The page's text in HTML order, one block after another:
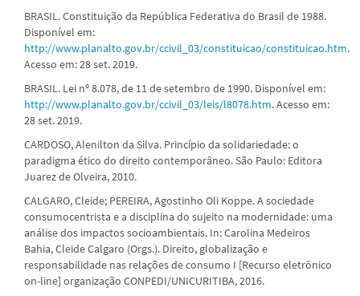
BRASIL. Constituição da República Federativa do Brasil de 1988.
Disponível em:
http://www.planalto.gov.br/ccivil_03/constituicao/constituicao.htm.
Acesso em: 28 set. 2019.
BRASIL. Lei nº 8.078, de 11 de setembro de 1990. Disponível em:
http://www.planalto.gov.br/ccivil_03/leis/l8078.htm. Acesso em:
28 set. 2019.
CARDOSO, Alenilton da Silva. Princípio da solidariedade: o
paradigma ético do direito contemporâneo. São Paulo: Editora
Juarez de Olveira, 2010.
CALGARO, Cleide; PEREIRA, Agostinho Oli Koppe. A sociedade
consumocentrista e a disciplina do sujeito na modernidade: uma
análise dos impactos socioambientais. In: Carolina Medeiros
Bahia, Cleide Calgaro (Orgs.). Direito, globalização e
responsabilidade nas relações de consumo I [Recurso eletrônico
on-line] organização CONPEDI/UNICURITIBA, 2016.